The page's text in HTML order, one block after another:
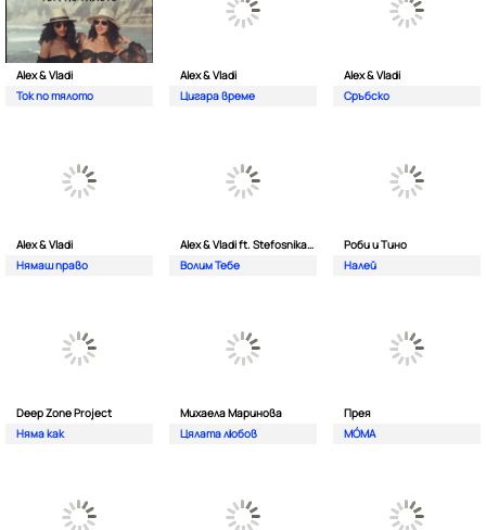
Alex & Vladi
Ток по тялото
Alex & Vladi
Цигара време
Alex & Vladi
Сръбско
Alex & Vladi
Нямаш право
Alex & Vladi ft. Stefosnikat Ot Nos
Волим Тебе
Роби и Тино
Налей
Deep Zone Project
Няма как
Михаела Маринова
Цялата любов
Прея
MÓMA